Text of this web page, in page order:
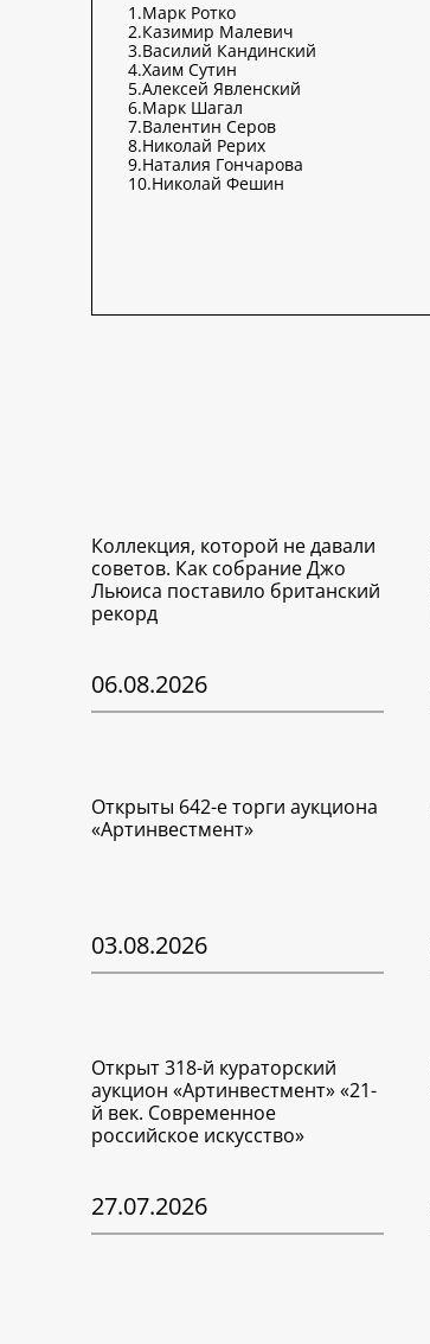
1.Марк Ротко
2.Казимир Малевич
3.Василий Кандинский
4.Хаим Сутин
5.Алексей Явленский
6.Марк Шагал
7.Валентин Серов
8.Николай Рерих
9.Наталия Гончарова
10.Николай Фешин
Коллекция, которой не давали
советов. Как собрание Джо
Льюиса поставило британский
рекорд
06.08.2026
Открыты 642-е торги аукциона
«Артинвестмент»
03.08.2026
Открыт 318-й кураторский
аукцион «Артинвестмент» «21-
й век. Современное
российское искусство»
27.07.2026